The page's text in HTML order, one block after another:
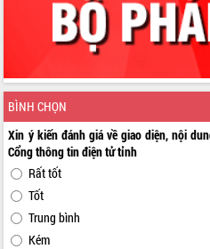
BÌNH CHỌN
Xin ý kiến đánh giá về giao diện, nội
Cổng thông tin điện tử tỉnh
Rất tốt
Tốt
Trung bình
Kém